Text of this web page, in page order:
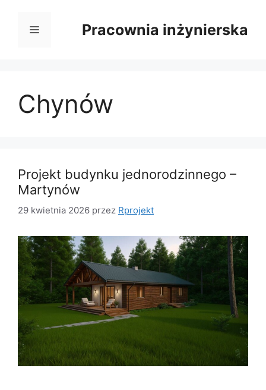
Pracownia inżynierska
Menu
Chynów
Projekt budynku jednorodzinnego –
Martynów
29 kwietnia 2026 przez Rprojekt